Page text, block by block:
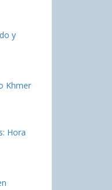
y
Khmer
Hora